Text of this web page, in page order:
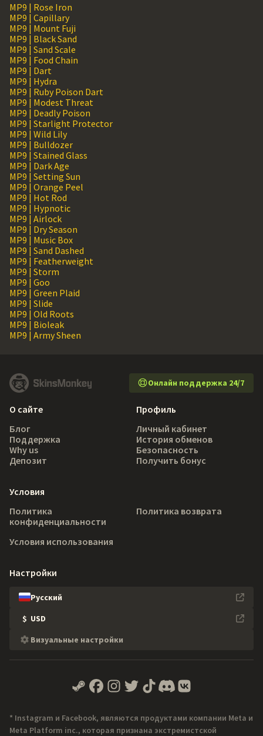
MP9 | Rose Iron
MP9 | Capillary
MP9 | Mount Fuji
MP9 | Black Sand
MP9 | Sand Scale
MP9 | Food Chain
MP9 | Dart
MP9 | Hydra
MP9 | Ruby Poison Dart
MP9 | Modest Threat
MP9 | Deadly Poison
MP9 | Starlight Protector
MP9 | Wild Lily
MP9 | Bulldozer
MP9 | Stained Glass
MP9 | Dark Age
MP9 | Setting Sun
MP9 | Orange Peel
MP9 | Hot Rod
MP9 | Hypnotic
MP9 | Airlock
MP9 | Dry Season
MP9 | Music Box
MP9 | Sand Dashed
MP9 | Featherweight
MP9 | Storm
MP9 | Goo
MP9 | Green Plaid
MP9 | Slide
MP9 | Old Roots
MP9 | Bioleak
MP9 | Army Sheen
Онлайн поддержка 24/7
О сайте
Блог
Поддержка
Why us
Депозит
Профиль
Личный кабинет
История обменов
Безопасность
Получить бонус
Условия
Политика
конфиденциальности
Политика возврата
Условия использования
Настройки
Русский
$ USD
Визуальные настройки
* Instagram и Facebook, являются продуктами компании Meta и
Meta Platform inc., которая признана экстремистской